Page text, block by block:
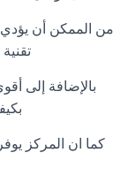
من الممكن أن
بالإضافة إلى
كما ان المركز